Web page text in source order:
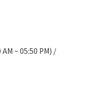
~ 05:50 PM) /